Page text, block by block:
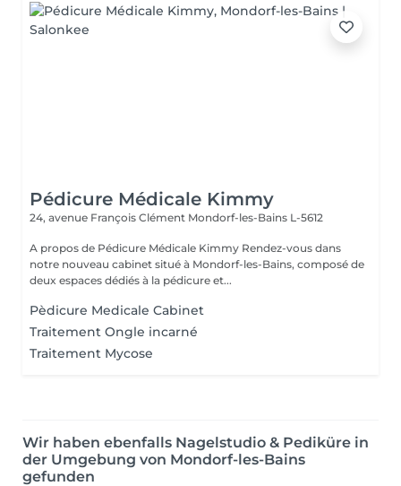
Pédicure Médicale Kimmy
24, avenue François Clément Mondorf-les-Bains L-5612
A propos de Pédicure Médicale Kimmy Rendez-vous dans
notre nouveau cabinet situé à Mondorf-les-Bains, composé de
deux espaces dédiés à la pédicure et...
Pèdicure Medicale Cabinet
Traitement Ongle incarné
Traitement Mycose
Wir haben ebenfalls Nagelstudio & Pediküre in
der Umgebung von Mondorf-les-Bains
gefunden